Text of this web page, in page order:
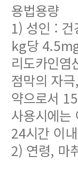
용법용량
1) 성인 : 건
kg당
리도카인
점막의 자
약으로서
사용시에는
24시간 이
2) 연령, 마